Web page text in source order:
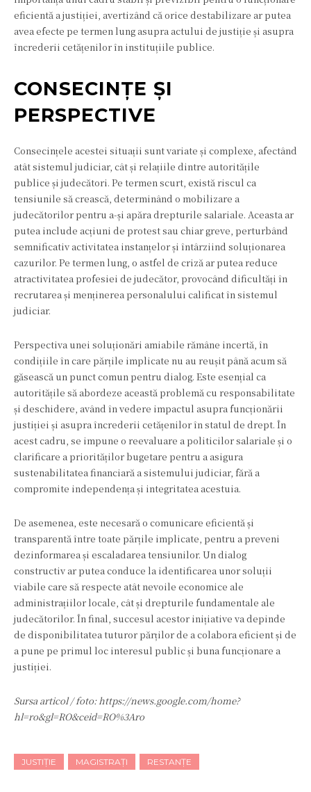
eficientă a justiției, avertizând că orice destabilizare ar putea
avea efecte pe termen lung asupra actului de justiție și asupra
încrederii cetățenilor în instituțiile publice.
CONSECINȚE ȘI
PERSPECTIVE
Consecințele acestei situații sunt variate și complexe, afectând
atât sistemul judiciar, cât și relațiile dintre autoritățile
publice și judecători. Pe termen scurt, există riscul ca
tensiunile să crească, determinând o mobilizare a
judecătorilor pentru a-și apăra drepturile salariale. Aceasta ar
putea include acțiuni de protest sau chiar greve, perturbând
semnificativ activitatea instanțelor și întârziind soluționarea
cazurilor. Pe termen lung, o astfel de criză ar putea reduce
atractivitatea profesiei de judecător, provocând dificultăți în
recrutarea și menținerea personalului calificat în sistemul
judiciar.
Perspectiva unei soluționări amiabile rămâne incertă, în
condițiile în care părțile implicate nu au reușit până acum să
găsească un punct comun pentru dialog. Este esențial ca
autoritățile să abordeze această problemă cu responsabilitate
și deschidere, având în vedere impactul asupra funcționării
justiției și asupra încrederii cetățenilor în statul de drept. În
acest cadru, se impune o reevaluare a politicilor salariale și o
clarificare a priorităților bugetare pentru a asigura
sustenabilitatea financiară a sistemului judiciar, fără a
compromite independența și integritatea acestuia.
De asemenea, este necesară o comunicare eficientă și
transparentă între toate părțile implicate, pentru a preveni
dezinformarea și escaladarea tensiunilor. Un dialog
constructiv ar putea conduce la identificarea unor soluții
viabile care să respecte atât nevoile economice ale
administrațiilor locale, cât și drepturile fundamentale ale
judecătorilor. În final, succesul acestor inițiative va depinde
de disponibilitatea tuturor părților de a colabora eficient și de
a pune pe primul loc interesul public și buna funcționare a
justiției.
Sursa articol / foto: https://news.google.com/home?
hl=ro&gl=RO&ceid=RO%3Aro
JUSTIȚIE MAGISTRAȚI RESTANȚE